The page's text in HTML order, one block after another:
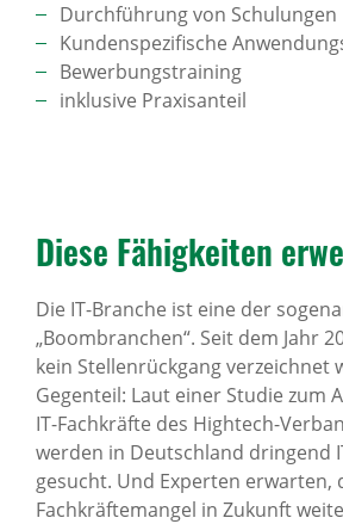
Durchführung von Schulungen
Kundenspezifische
Bewerbungstraining
inklusive Praxisanteil
Diese Fähig­keiten
Die IT-Branche ist eine der
„Boombranchen“. Seit dem Jahr
kein Stellenrückgang verzeichnet
Gegenteil: Laut einer Studie zum
IT-Fachkräfte des Hightech-
werden in Deutschland dringend
gesucht. Und Experten erwarten,
Fachkräftemangel in Zukunft